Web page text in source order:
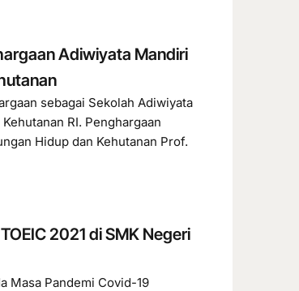
Adiwiyata Mandiri
sebagai Sekolah Adiwiyata
RI. Penghargaan
Hidup dan Kehutanan Prof.
2021 di SMK Negeri
Masa Pandemi Covid-19